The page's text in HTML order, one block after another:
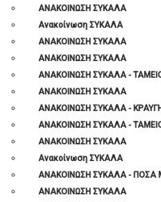
ΑΝΑΚΟΙΝΩΣΗ ΣΥΚΑΛΑ
Ανακοίνωση ΣΥΚΑΛΑ
ΑΝΑΚΟΙΝΩΣΗ ΣΥΚΑΛΑ
ΑΝΑΚΟΙΝΩΣΗ ΣΥΚΑΛΑ
ΑΝΑΚΟΙΝΩΣΗ ΣΥΚΑΛΑ -
ΑΝΑΚΟΙΝΩΣΗ ΣΥΚΑΛΑ
ΑΝΑΚΟΙΝΩΣΗ ΣΥΚΑΛΑ -
ΑΝΑΚΟΙΝΩΣΗ ΣΥΚΑΛΑ -
ΑΝΑΚΟΙΝΩΣΗ ΣΥΚΑΛΑ
Ανακοίνωση ΣΥΚΑΛΑ
ΑΝΑΚΟΙΝΩΣΗ ΣΥΚΑΛΑ - ΠΟΣΑ
ΑΝΑΚΟΙΝΩΣΗ ΣΥΚΑΛΑ